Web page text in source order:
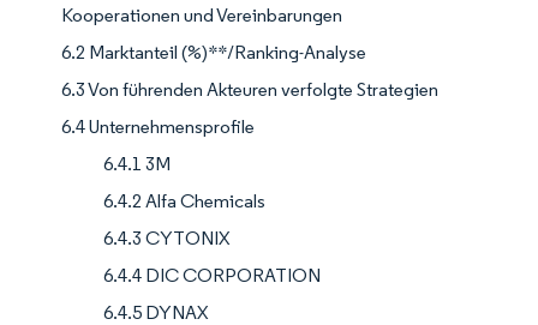
Kooperationen und Vereinbarungen
6.2 Marktanteil (%)**/Ranking-Analyse
6.3 Von führenden Akteuren verfolgte Strategien
6.4 Unternehmensprofile
6.4.1 3M
6.4.2 Alfa Chemicals
6.4.3 CYTONIX
6.4.4 DIC CORPORATION
6.4.5 DYNAX